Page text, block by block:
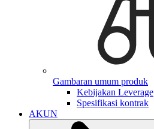
Gambaran umum produk
Kebijakan Leverage
Spesifikasi kontrak
AKUN